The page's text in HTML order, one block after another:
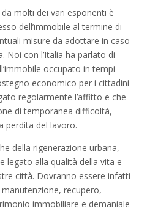
molti dei vari esponenti è
dell’immobile al termine di
misure da adottare in caso
Noi con l’Italia ha parlato di
occupato in tempi
economico per i cittadini
regolarmente l’affitto e che
di temporanea difficoltà,
perdita del lavoro.
della rigenerazione urbana,
legato alla qualità della vita e
città. Dovranno essere infatti
recupero,
immobiliare e demaniale